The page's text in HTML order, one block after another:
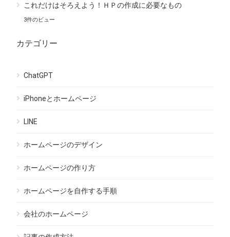
これだけはそろえよう！ＨＰの作成に必要なもの
3件のビュー
カテゴリー
ChatGPT
iPhoneとホームページ
LINE
ホームページのデザイン
ホームページの作り方
ホームページを自作する手順
会社のホームページ